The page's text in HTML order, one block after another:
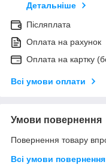
Детальніше
Післяплата
Оплата на рахунок
Оплата на картку
Всі умови оплати
Умови повернення
Повернення товару
Всі умови повернення